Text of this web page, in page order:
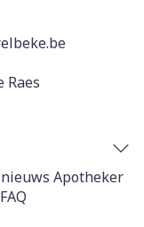
Raes
Apotheker
FAQ